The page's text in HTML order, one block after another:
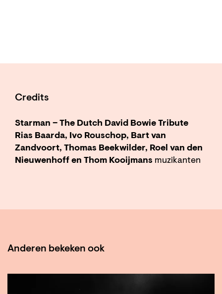
Credits
Starman – The Dutch David Bowie Tribute
Rias Baarda, Ivo Rouschop, Bart van
Zandvoort, Thomas Beekwilder, Roel van den
Nieuwenhoff en Thom Kooijmans muzikanten
Anderen bekeken ook